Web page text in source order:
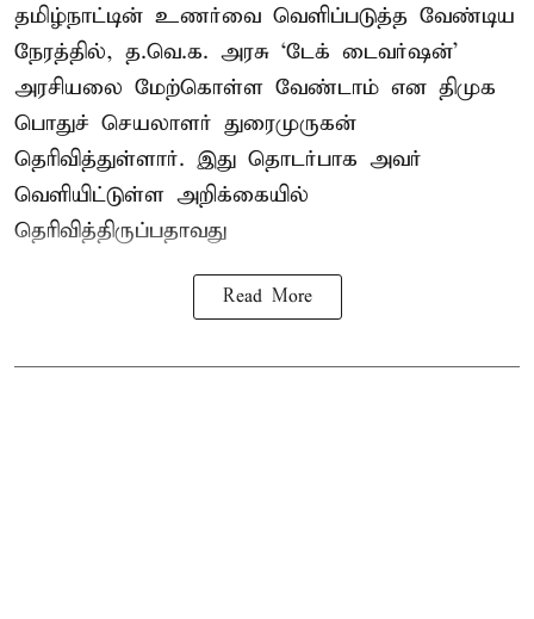
தமிழ்நாட்டின் உணர்வை வெளிப்படுத்த வேண்டிய
நேரத்தில், த.வெ.க. அரசு ‘டேக் டைவர்ஷன்’
அரசியலை மேற்கொள்ள வேண்டாம் என திமுக
பொதுச் செயலாளர் துரைமுருகன்
தெரிவித்துள்ளார். இது தொடர்பாக அவர்
வெளியிட்டுள்ள அறிக்கையில்
தெரிவித்திருப்பதாவது
Read More